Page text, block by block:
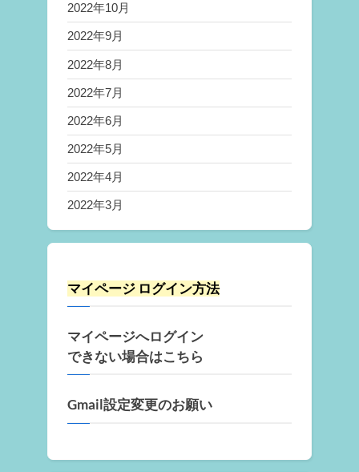
2022年10月
2022年9月
2022年8月
2022年7月
2022年6月
2022年5月
2022年4月
2022年3月
マイページ ログイン方法
マイページへログイン
できない場合はこちら
Gmail設定変更のお願い